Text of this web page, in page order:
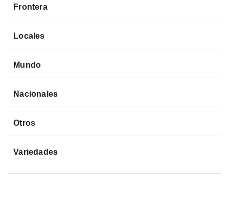
Frontera
Locales
Mundo
Nacionales
Otros
Variedades